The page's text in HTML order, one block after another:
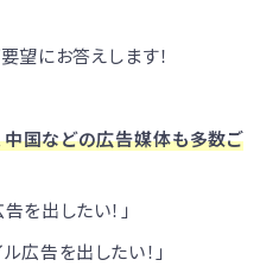
望にお答えします！
中国などの広告媒体も多数ご
を出したい！」
広告を出したい！」